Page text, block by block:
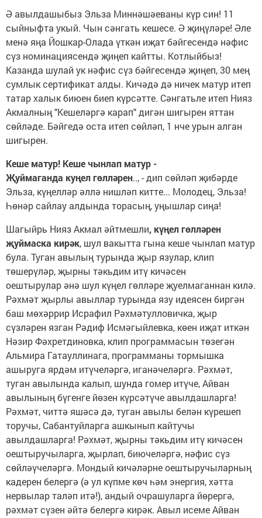
Ә авылдашыбыз Эльза Миннәшәеваны күр син! 11
сыйныфта укый. Чын сәнгать кешесе. Ә җиңүләре! Әле
менә яңа Йошкар-Олада үткән иҗат бәйгесендә нәфис
сүз номинациясендә җиңеп кайтты. Котлыйбыз!
Казанда шулай ук нәфис сүз бәйгесендә җиңеп, 30 мең
сумлык сертификат алды. Кичәдә дә ничек матур итеп
татар халык биюен биеп күрсәтте. Сәнгатьле итеп Нияз
Акмалның "Кешеләргә карап" дигән шигырен яттан
сөйләде. Бәйгедә оста итеп сөйләп, 1 нче урын алган
шигырен.
Кеше матур! Кеше чынлап матур -
Җуймаганда куңел гөлләрен.., - дип сөйләп җибәрде
Эльза, күңелләр әллә нишләп китте... Молодец, Эльза!
Һөнәр сайлау алдында торасың, уңышлар сиңа!
Шагыйрь Нияз Акмал әйтмешли, күңел гөлләрен
җуймаска кирәк, шул вакытта гына кеше чынлап матур
була. Туган авылың турында җыр язулар, клип
төшерүләр, җырны тәкьдим итү кичәсен
оештырулар әнә шул күңел гөлләре җуелмаганнан килә.
Рәхмәт җырлы авыллар турында язу идеясен биргән
баш мөхәррир Исрафил Рәхмәтулловичка, җыр
сүзләрен язган Рәдиф Исмәгыйлевка, көен иҗат иткән
Нәзир Фәхретдиновка, клип программасын төзегән
Альмира Гатауллинага, программаны тормышка
ашыруга ярдәм итүчеләргә, иганәчеләргә. Рәхмәт,
туган авылында калып, шунда гомер итүче, Айван
авылының бүгенге йөзен күрсәтүче авылдашларга!
Рәхмәт, читтә яшәсә дә, туган авылы белән күрешеп
торучы, Сабантуйларга ашкынып кайтучы
авылдашларга! Рәхмәт, җырны тәкьдим итү кичәсен
оештыручыларга, җырлап, биючеләргә, нәфис сүз
сөйләүчеләргә. Мондый кичәләрне оештыручыларның
кадерен белергә (ә ул күпме көч һәм энергия, хәтта
нервылар таләп итә!), андый очрашуларга йөрергә,
рәхмәт сүзен әйтә белергә кирәк. Авыл исеме Айван